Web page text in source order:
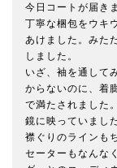
今日コートが届き
丁寧な梱包をウキ
あけました。みた
しました。
いざ、袖を通して
からないのに、着
で満たされました
鏡に映っていました
襟ぐりのラインも
セーターもなんな